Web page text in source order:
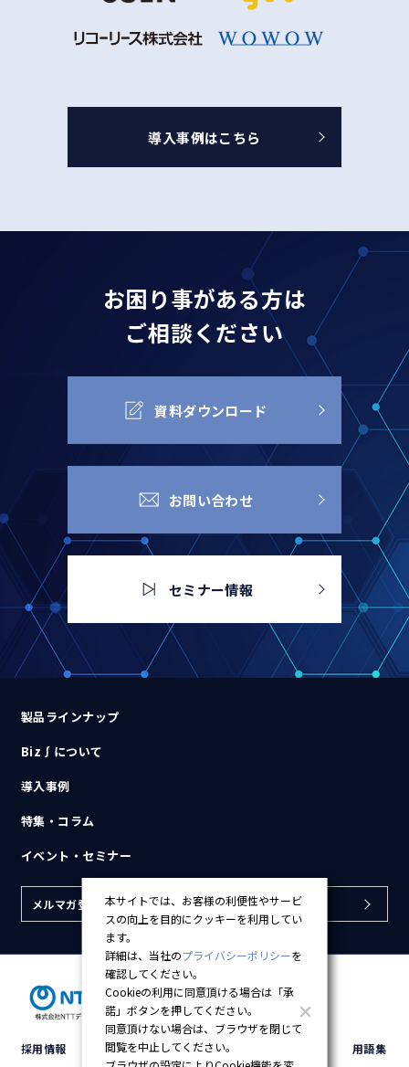
導入事例はこちら
お困り事がある方は
ご相談ください
資料ダウンロード
お問い合わせ
セミナー情報
製品ラインナップ
Biz∫について
導入事例
特集・コラム
イベント・セミナー
メルマガ登録
採用情報 会社概要 プライバシーポリシー 用語集
本サイトでは、お客様の利便性やサービ
スの向上を目的にクッキーを利用してい
ます。
詳細は、当社のプライバシーポリシーを
確認してください。
Cookieの利用に同意頂ける場合は「承
諾」ボタンを押してください。
同意頂けない場合は、ブラウザを閉じて
閲覧を中止してください。